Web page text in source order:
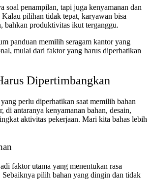
soal penampilan, tapi juga kenyamanan dan
Kalau pilihan tidak tepat, karyawan bisa
bahkan produktivitas ikut terganggu.
panduan memilih seragam kantor yang
mulai dari faktor yang harus diperhatikan
Dipertimbangkan
perlu diperhatikan saat memilih bahan
di antaranya kenyamanan bahan, desain,
aktivitas pekerjaan. Mari kita bahas lebih
faktor utama yang menentukan rasa
Sebaiknya pilih bahan yang dingin dan tidak